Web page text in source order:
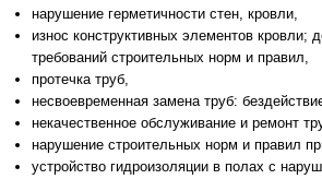
нарушение герметичности стен, кровли,
износ конструктивных элементов
требований строительных норм и правил,
протечка труб,
несвоевременная замена труб:
некачественное обслуживание и ремонт
нарушение строительных норм и правил
устройство гидроизоляции в полах с